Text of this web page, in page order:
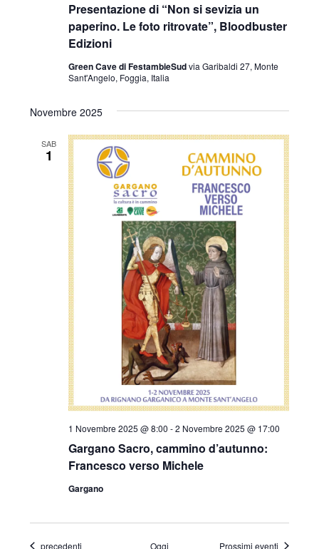
Presentazione di “Non si sevizia un
paperino. Le foto ritrovate”, Bloodbuster
Edizioni
Green Cave di FestambieSudvia Garibaldi 27, Monte
Sant'Angelo, Foggia, Italia
Novembre 2025
SAB
1
Gargano Sacro, cammino d’autunno:
Francesco verso Michele
1 Novembre 2025 @ 8:00 -2 Novembre 2025 @ 17:00
Gargano
Eventi
precedenti Oggi Prossimi eventi